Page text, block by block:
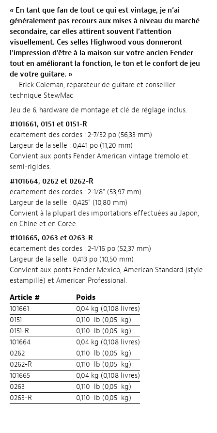
« En tant que fan de tout ce qui est vintage, je n’ai
généralement pas recours aux mises à niveau du marché
secondaire, car elles attirent souvent l’attention
visuellement. Ces selles Highwood vous donneront
l’impression d’être à la maison sur votre ancien Fender
tout en améliorant la fonction, le ton et le confort de jeu
de votre guitare. »
— Erick Coleman, réparateur de guitare et conseiller
technique StewMac
Jeu de 6. hardware de montage et clé de réglage inclus.
#101661, 0151 et 0151-R
écartement des cordes : 2-7/32 po (56,33 mm)
Largeur de la selle : 0,441 po (11,20 mm)
Convient aux ponts Fender American vintage tremolo et
semi-rigides.
#101664, 0262 et 0262-R
écartement des cordes : 2-1/8" (53,97 mm)
Largeur de la selle : 0,425" (10,80 mm)
Convient à la plupart des importations effectuées au Japon,
en Chine et en Corée.
#101665, 0263 et 0263-R
écartement des cordes : 2-1/16 po (52,37 mm)
Largeur de la selle : 0,413 po (10,50 mm)
Convient aux ponts Fender Mexico, American Standard (style
estampillé) et American Professional.
Article #
Poids
101661
0,04 kg (0,108 livres)
0151
0,110 lb (0,05 kg)
0151-R
0,110 lb (0,05 kg)
101664
0,04 kg (0,108 livres)
0262
0,110 lb (0,05 kg)
0262-R
0,110 lb (0,05 kg)
101665
0,04 kg (0,108 livres)
0263
0,110 lb (0,05 kg)
0263-R
0,110 lb (0,05 kg)